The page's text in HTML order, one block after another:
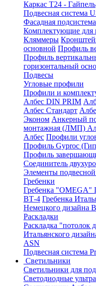
Каркас Т24 - Гайпель
Подвесная система
Фасадная подсистема
Комплектующие
Кляммеры
основной Профиль
Профиль
горизонтальный
Подвесы
Угловые профили
Профили и
Албес DIN PRIM
Албес Стандарт
Эконом Анкерный
монтажная (ЛМП)
Албес Профили
Профиль Gyproc
Профиль
Соединитель
Элементы
Гребенки
Гребенка "OMEGA"
ВТ-4 Гребенка
Немецкого дизайна
Раскладки
Раскладка "потолок
Итальянского
АSN
Подвесная система
Светильники
Светильники для
Светодиодные